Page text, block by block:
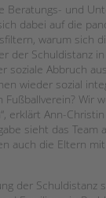
Beratungs- und
dabei auf die
warum sich
der Schuldistanz
soziale Abbruch
wieder sozial
Wir
erklärt Ann-
sieht das
auch die Eltern
der Schuldistanz